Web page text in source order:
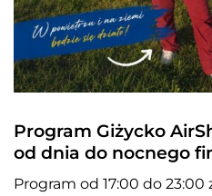
Program Giżycko
od dnia do nocnego
Program od 17:00 do 23:00